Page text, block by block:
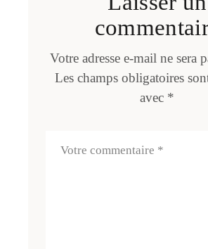
Votre adresse e-mail ne sera
Les champs obligatoires
avec *